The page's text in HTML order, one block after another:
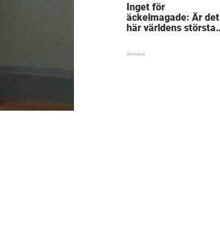
Inget för
äckelmagade: Är det
här världens största